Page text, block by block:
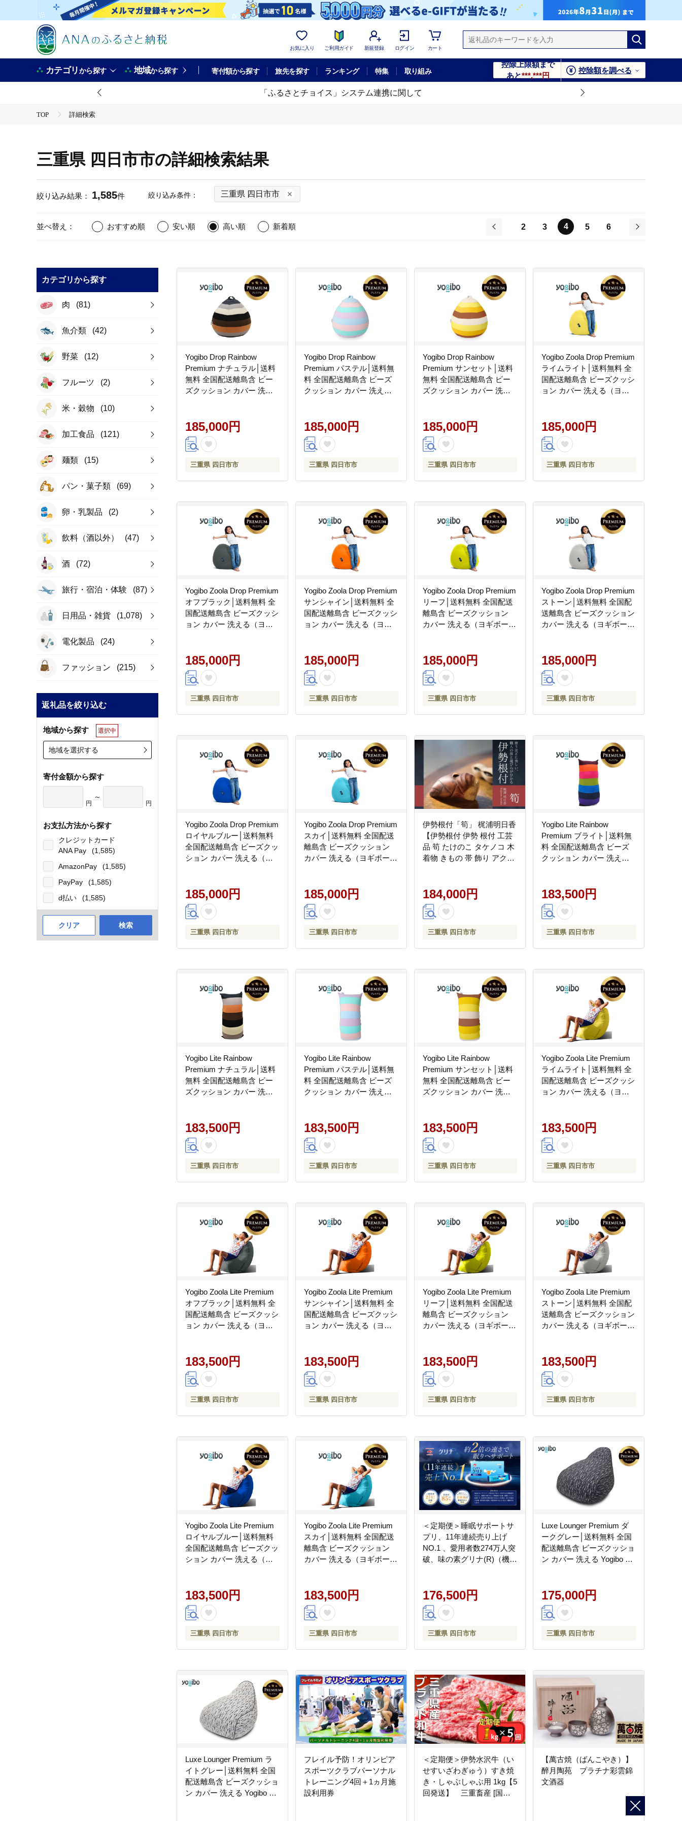
お気に入り ご利用ガイド 新規登録 ログイン カート
カテゴリから探す 地域から探す 寄付額から探す 旅先を探す ランキング 特集 取り組み
控除上限額まで
あと***,***円
控除額を調べる
「ふるさとチョイス」システム連携に関して
TOP 詳細検索
三重県 四日市市の詳細検索結果
絞り込み結果： 1,585件 絞り込み条件： 三重県 四日市市
並べ替え： おすすめ順 安い順 高い順
新着順
2 3 4 5
6
カテゴリから探す
肉 (81)
魚介類 (42)
野菜 (12)
フルーツ (2)
米・穀物 (10)
加工食品 (121)
麺類 (15)
パン・菓子類 (69)
卵・乳製品 (2)
飲料（酒以外） (47)
酒 (72)
旅行・宿泊・体験 (87)
日用品・雑貨 (1,078)
電化製品 (24)
ファッション (215)
返礼品を絞り込む
地域から探す 選択中
地域を選択する
寄付金額から探す
円
～
円
お支払方法から探す
クレジットカード
ANA Pay
(1,585)
AmazonPay
(1,585)
PayPay
(1,585)
d払い
(1,585)
クリア 検索
Yogibo Drop Rainbow
Premium ナチュラル│送料
無料 全国配送離島含 ビー
ズクッション カバー 洗え
185,000円
三重県 四日市市
Yogibo Drop Rainbow
Premium パステル│送料無
料 全国配送離島含 ビーズ
クッション カバー 洗える
185,000円
三重県 四日市市
Yogibo Drop Rainbow
Premium サンセット│送料
無料 全国配送離島含 ビー
ズクッション カバー 洗え
185,000円
三重県 四日市市
Yogibo Zoola Drop Premium
ライムライト│送料無料 全
国配送離島含 ビーズクッシ
ョン カバー 洗える（ヨギ
185,000円
三重県 四日市市
Yogibo Zoola Drop Premium
オフブラック│送料無料 全
国配送離島含 ビーズクッシ
ョン カバー 洗える（ヨギ
185,000円
三重県 四日市市
Yogibo Zoola Drop Premium
サンシャイン│送料無料 全
国配送離島含 ビーズクッシ
ョン カバー 洗える（ヨギ
185,000円
三重県 四日市市
Yogibo Zoola Drop Premium
リーフ│送料無料 全国配送
離島含 ビーズクッション
カバー 洗える（ヨギボー
185,000円
三重県 四日市市
Yogibo Zoola Drop Premium
ストーン│送料無料 全国配
送離島含 ビーズクッション
カバー 洗える（ヨギボー
185,000円
三重県 四日市市
Yogibo Zoola Drop Premium
ロイヤルブルー│送料無料
全国配送離島含 ビーズクッ
ション カバー 洗える（ヨ
185,000円
三重県 四日市市
Yogibo Zoola Drop Premium
スカイ│送料無料 全国配送
離島含 ビーズクッション
カバー 洗える（ヨギボー
185,000円
三重県 四日市市
伊勢根付「筍」 梶浦明日香
【伊勢根付 伊勢 根付 工芸
品 筍 たけのこ タケノコ 木
着物 きもの 帯 飾り アクセ
レゼント 三重県 四日市市
四日市】
184,000円
三重県 四日市市
Yogibo Lite Rainbow
Premium ブライト│送料無
料 全国配送離島含 ビーズ
クッション カバー 洗える
183,500円
三重県 四日市市
Yogibo Lite Rainbow
Premium ナチュラル│送料
無料 全国配送離島含 ビー
ズクッション カバー 洗え
183,500円
三重県 四日市市
Yogibo Lite Rainbow
Premium パステル│送料無
料 全国配送離島含 ビーズ
クッション カバー 洗える
183,500円
三重県 四日市市
Yogibo Lite Rainbow
Premium サンセット│送料
無料 全国配送離島含 ビー
ズクッション カバー 洗え
183,500円
三重県 四日市市
Yogibo Zoola Lite Premium
ライムライト│送料無料 全
国配送離島含 ビーズクッシ
ョン カバー 洗える（ヨギ
183,500円
三重県 四日市市
Yogibo Zoola Lite Premium
オフブラック│送料無料 全
国配送離島含 ビーズクッシ
ョン カバー 洗える（ヨギ
183,500円
三重県 四日市市
Yogibo Zoola Lite Premium
サンシャイン│送料無料 全
国配送離島含 ビーズクッシ
ョン カバー 洗える（ヨギ
183,500円
三重県 四日市市
Yogibo Zoola Lite Premium
リーフ│送料無料 全国配送
離島含 ビーズクッション
カバー 洗える（ヨギボー
183,500円
三重県 四日市市
Yogibo Zoola Lite Premium
ストーン│送料無料 全国配
送離島含 ビーズクッション
カバー 洗える（ヨギボー
183,500円
三重県 四日市市
Yogibo Zoola Lite Premium
ロイヤルブルー│送料無料
全国配送離島含 ビーズクッ
ション カバー 洗える（ヨ
183,500円
三重県 四日市市
Yogibo Zoola Lite Premium
スカイ│送料無料 全国配送
離島含 ビーズクッション
カバー 洗える（ヨギボー
183,500円
三重県 四日市市
＜定期便＞睡眠サポートサ
プリ、11年連続売り上げ
NO.1 、愛用者数274万人突
破、味の素グリナ(R)（機能
分）【三重県 三重 四日市
市 四日市 四日市市ふるさ
と納税 四日市ふるさと納
176,500円
三重県 四日市市
Luxe Lounger Premium ダ
ークグレー│送料無料 全国
配送離島含 ビーズクッショ
ン カバー 洗える Yogibo ヨ
175,000円
三重県 四日市市
Luxe Lounger Premium ラ
イトグレー│送料無料 全国
配送離島含 ビーズクッショ
ン カバー 洗える Yogibo ヨ
フレイル予防！オリンピア
スポーツクラブパーソナル
トレーニング4回＋1ヵ月施
設利用券
＜定期便＞伊勢水沢牛（い
せすいざわぎゅう）すき焼
き・しゃぶしゃぶ用 1kg【5
回発送】 三重畜産 [国産
【萬古焼（ばんこやき）】
醉月陶苑 プラチナ彩雲錦
文酒器